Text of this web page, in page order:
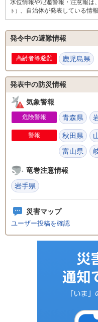
水位情報や氾濫警報・注意報は、
ト） 、自治体が発表している情
発令中の避難情報
高齢者等避難 鹿児島県
発表中の防災情報
気象警報
危険警報 青森県
警報 秋田県
富山県
竜巻注意情報
岩手県
災害マップ
ユーザー投稿を確認